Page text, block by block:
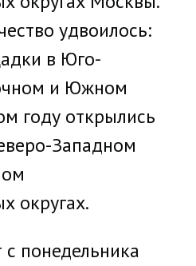
удвоилось:
в Юго-
и Южном
году открылись
Западном
округах.
понедельника